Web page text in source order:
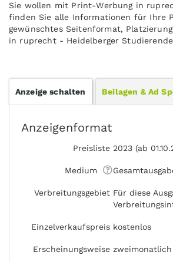
Sie wollen mit Print-Werbung in
finden Sie alle Informationen für Ihre
gewünschtes Seitenformat,
in ruprecht - Heidelberger
Anzeige schalten Beilagen & Ad
Anzeigenformat
Preisliste 2023 (ab
Medium
Verbreitungsgebiet Für diese
Einzelverkaufspreis kostenlos
Erscheinungsweise zweimonatlich